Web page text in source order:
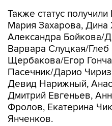
Также статус
Мария Захарова, Дина
Александра Бойкова/
Варвара Слуцкая/Глеб
Щербакова/Егор
Пасечник/Дарио
Девид Нарижный,
Дмитрий Евгеньев,
Фролов, Екатерина
Янченков.